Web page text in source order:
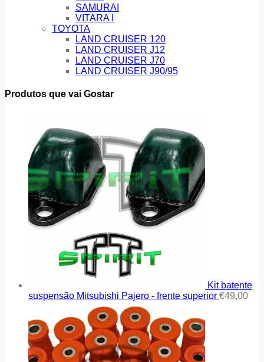
SAMURAI
VITARA I
TOYOTA
LAND CRUISER 120
LAND CRUISER J12
LAND CRUISER J70
LAND CRUISER J90/95
Produtos que vai Gostar
Kit batente
suspensão Mitsubishi Pajero - frente superior €49,00